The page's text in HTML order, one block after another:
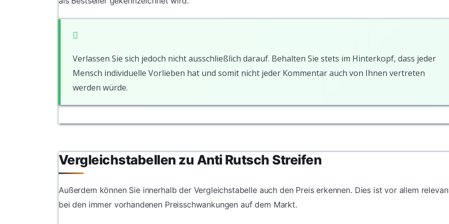
Verlassen Sie sich jedoch nicht ausschließlich darauf. Behalten Sie stets im Hinterkopf, dass jeder
Mensch individuelle Vorlieben hat und somit nicht jeder Kommentar auch von Ihnen vertreten
werden würde.
Vergleichstabellen zu Anti Rutsch Streifen
Außerdem können Sie innerhalb der Vergleichstabelle auch den Preis erkennen. Dies ist vor allem
bei den immer vorhandenen Preisschwankungen auf dem Markt.